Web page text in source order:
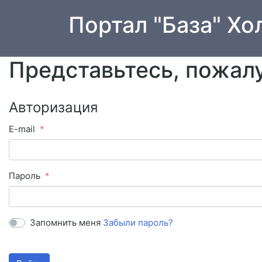
Портал "База"
Представьтесь,
Авторизация
E-mail
Пароль
Запомнить меня Забыли пароль?